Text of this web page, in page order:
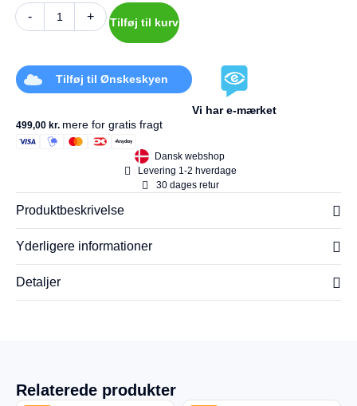
- + Tilføj til kurv
Tilføj til Ønskeskyen
Vi har e-mærket
499,00 kr. mere for gratis fragt
Dansk webshop
Levering 1-2 hverdage
30 dages retur
Produktbeskrivelse
Yderligere informationer
Detaljer
Relaterede produkter